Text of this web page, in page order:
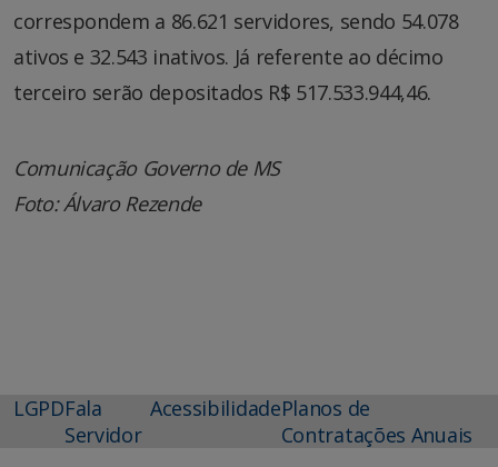
correspondem a 86.621 servidores, sendo 54.078
ativos e 32.543 inativos. Já referente ao décimo
terceiro serão depositados R$ 517.533.944,46.
Comunicação Governo de MS
Foto: Álvaro Rezende
LGPDFala
Servidor
AcessibilidadePlanos de
Contratações Anuais